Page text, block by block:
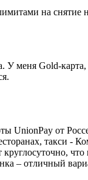
на
меня Gold-
UnionPay от
– отличный